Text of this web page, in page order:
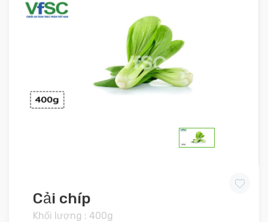
Cải chíp
Khối lượng : 400g